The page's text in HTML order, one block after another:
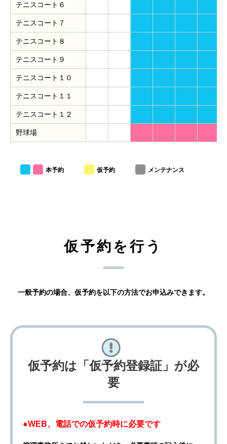
テニスコート６
テニスコート７
テニスコート８
テニスコート９
テニスコート１０
テニスコート１１
テニスコート１２
野球場
本予約 仮予約 メンテナンス
仮予約を行う
一般予約の場合、仮予約を以下の方法でお申込みできます。
仮予約は「仮予約登録証」が必
要
●WEB、電話での仮予約時に必要です